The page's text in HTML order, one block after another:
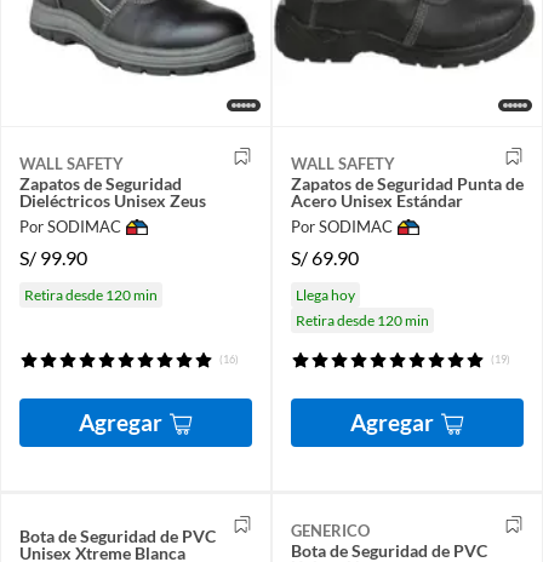
WALL SAFETY
Zapatos de Seguridad
Dieléctricos Unisex Zeus
Por SODIMAC
S/ 99.90
Retira desde 120 min
(16)
Agregar
WALL SAFETY
Zapatos de Seguridad Punta de
Acero Unisex Estándar
Por SODIMAC
S/69.90
Llega hoy
Retira desde 120 min
(19)
Agregar
Bota de Seguridad de PVC
Unisex Xtreme Blanca
GENERICO
Bota de Seguridad de PVC